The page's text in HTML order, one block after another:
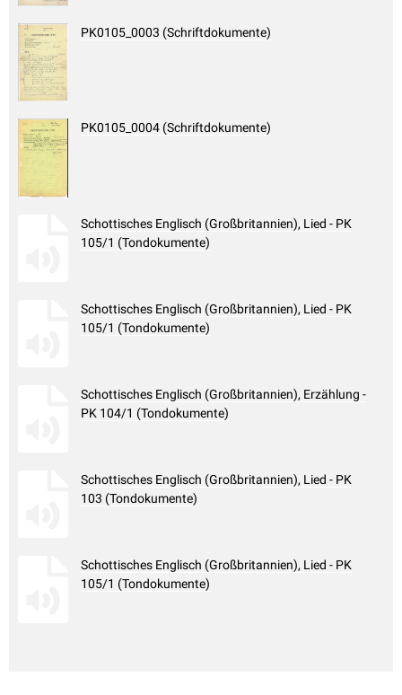
PK0105_0003 (Schriftdokumente)
PK0105_0004 (Schriftdokumente)
Schottisches Englisch (Großbritannien), Lied - PK
105/1 (Tondokumente)
Schottisches Englisch (Großbritannien), Lied - PK
105/1 (Tondokumente)
Schottisches Englisch (Großbritannien), Erzählung -
PK 104/1 (Tondokumente)
Schottisches Englisch (Großbritannien), Lied - PK
103 (Tondokumente)
Schottisches Englisch (Großbritannien), Lied - PK
105/1 (Tondokumente)